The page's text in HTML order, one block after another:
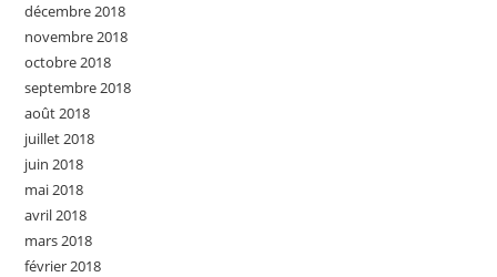
décembre 2018
novembre 2018
octobre 2018
septembre 2018
août 2018
juillet 2018
juin 2018
mai 2018
avril 2018
mars 2018
février 2018